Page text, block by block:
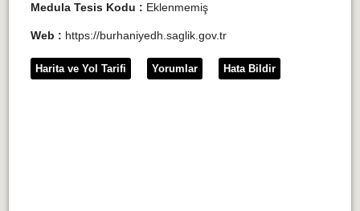
Medula Tesis Kodu : Eklenmemiş
Web : https://burhaniyedh.saglik.gov.tr
Harita ve Yol Tarifi Yorumlar Hata Bildir